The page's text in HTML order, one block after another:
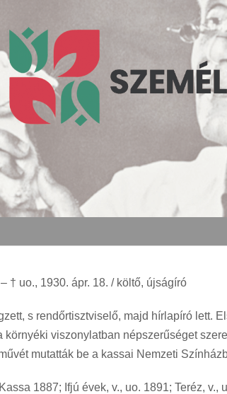
† uo., 1930. ápr. 18. / költő, újságíró
s rendőrtisztviselő, majd hírlapíró lett.
környéki viszonylatban népszerűséget
mutatták be a kassai Nemzeti
1887; Ifjú évek, v., uo. 1891; Teréz,